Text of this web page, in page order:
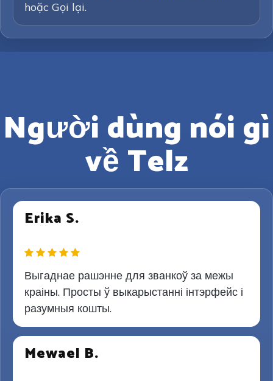
hoặc Gọi lại.
Người dùng nói gì
về Telz
Erika S.
Выгаднае рашэнне для званкоў за межы
краіны. Просты ў выкарыстанні інтэрфейс і
разумныя кошты.
Mewael B.